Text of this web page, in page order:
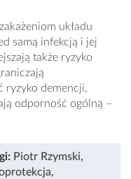
układu
samą infekcją i jej
także ryzyko
ryzyko demencji,
odporność ogólną –
Piotr Rzymski,
,